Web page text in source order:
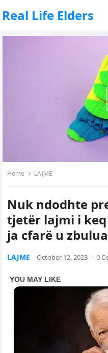
Real Life Elders
Home LAJME
Nuk ndodhte
tjetër lajmi i
ja cfarë u zbulua
LAJME October 12, 2023 · 0